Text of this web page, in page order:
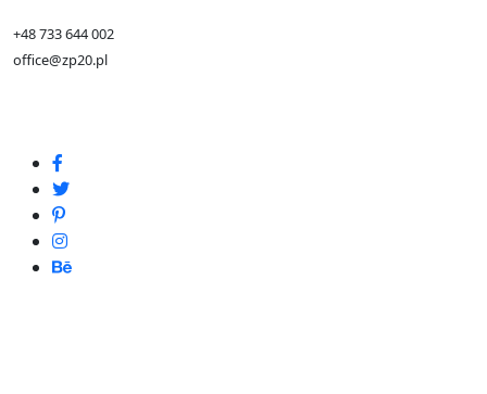
+48 733 644 002
office@zp20.pl